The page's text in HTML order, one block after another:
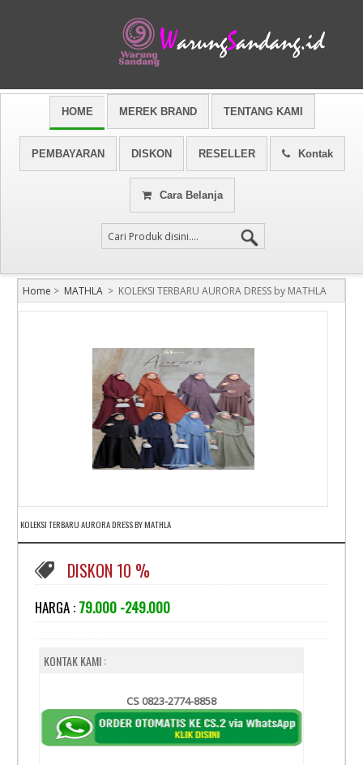
HOME MEREK BRAND TENTANG KAMI
PEMBAYARAN DISKON RESELLER Kontak
Cara Belanja
Home > MATHLA > KOLEKSI TERBARU AURORA DRESS by MATHLA
KOLEKSI TERBARU AURORA DRESS BY MATHLA
DISKON 10 %
HARGA : 79.000 -249.000
KONTAK KAMI :
CS 0823-2774-8858